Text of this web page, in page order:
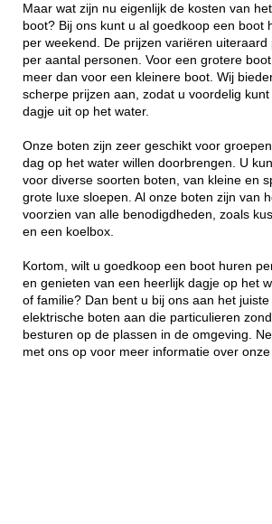
Maar wat zijn nu eigenlijk de kosten van
boot? Bij ons kunt u al goedkoop een boot
per weekend. De prijzen variëren uiteraard
per aantal personen. Voor een grotere
meer dan voor een kleinere boot. Wij
scherpe prijzen aan, zodat u voordelig
dagje uit op het water.
Onze boten zijn zeer geschikt voor
dag op het water willen doorbrengen. U
voor diverse soorten boten, van kleine en
grote luxe sloepen. Al onze boten zijn van
voorzien van alle benodigdheden, zoals
en een koelbox.
Kortom, wilt u goedkoop een boot huren
en genieten van een heerlijk dagje op het
of familie? Dan bent u bij ons aan het
elektrische boten aan die particulieren
besturen op de plassen in de omgeving.
met ons op voor meer informatie over onze